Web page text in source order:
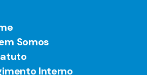
Somos
Interno